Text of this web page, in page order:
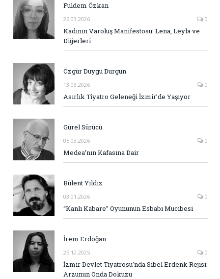
Fuldem Özkan
26.03.2026 0
Kadının Varoluş Manifestosu: Lena, Leyla ve
Diğerleri
Özgür Duygu Durgun
13.03.2026 0
Asırlık Tiyatro Geleneği İzmir’de Yaşıyor
Gürel Sürücü
05.03.2026 0
Medea’nın Kafasına Dair
Bülent Yıldız
03.01.2026 0
“Kanlı Kabare” Oyununun Esbabı Mucibesi
İrem Erdoğan
25.12.2025 0
İzmir Devlet Tiyatrosu’nda Sibel Erdenk Rejisi:
Arzunun Onda Dokuzu